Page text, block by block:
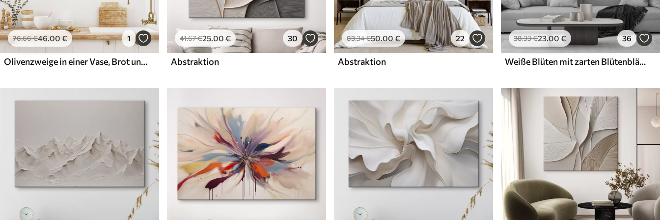
76.66€46.00 € 1
Olivenzweige in einer Vase, Brot und eine Flasche Öl, Gemäldeimitation
41.67€25.00 € 30
Abstraktion
83.34€50.00€ 22
Abstraktion
38.33€23.00 € 36
Weiße Blüten mit zarten Blütenblättern, angeordnet in einem wunderschönen Blumenmuster vor einem hellen Hintergrund